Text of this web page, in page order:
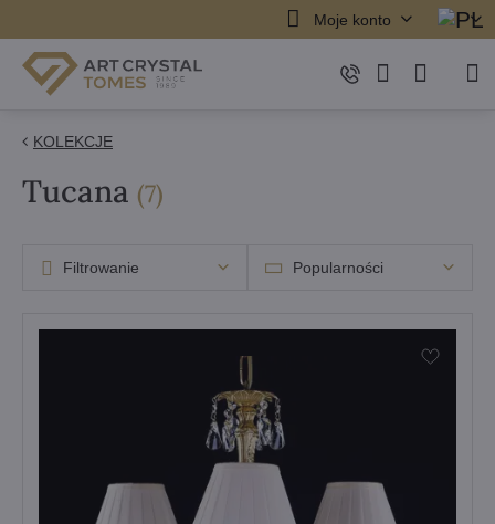
Moje konto
KOLEKCJE
Tucana (7Pozycji
)
Popularności
Filtrowanie